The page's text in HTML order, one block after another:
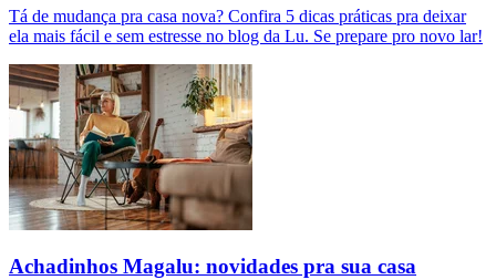
Tá de mudança pra casa nova? Confira 5 dicas práticas pra deixar
ela mais fácil e sem estresse no blog da Lu. Se prepare pro novo lar!
Achadinhos Magalu: novidades pra sua casa